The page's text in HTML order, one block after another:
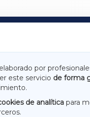
por
este servicio de forma
de analítica para